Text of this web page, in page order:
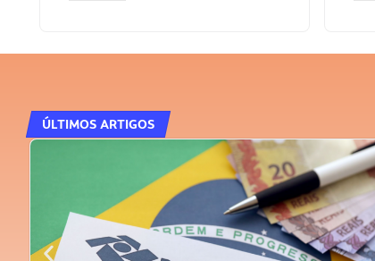
ÚLTIMOS ARTIGOS